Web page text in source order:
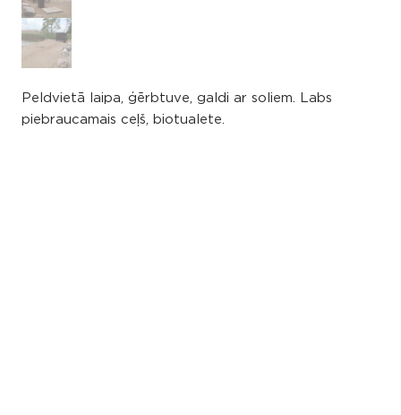
Peldvietā laipa, ģērbtuve, galdi ar soliem. Labs
piebraucamais ceļš, biotualete.